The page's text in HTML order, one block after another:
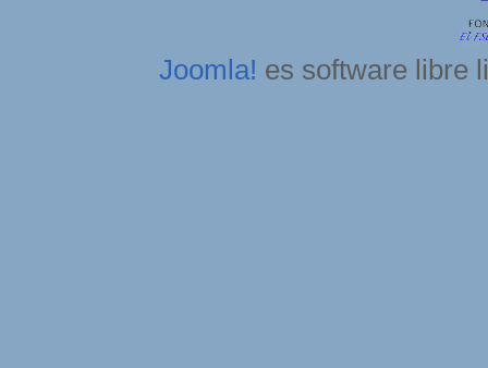
Joomla! es software libre